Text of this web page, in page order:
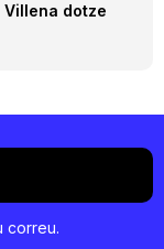
Villena dotze
correu.